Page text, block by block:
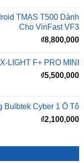
TMAS T500 Dành
Cho VinFast VF3
₫8,800,000
LIGHT F+ PRO MINI
₫5,500,000
Bulbtek Cyber 1 Ô Tô
₫2,100,000